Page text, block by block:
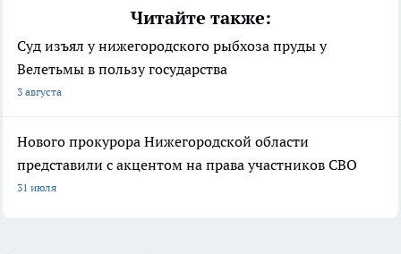
Читайте также:
Суд изъял у нижегородского рыбхоза пруды у
Велетьмы в пользу государства
3 августа
Нового прокурора Нижегородской области
представили с акцентом на права участников СВО
31 июля